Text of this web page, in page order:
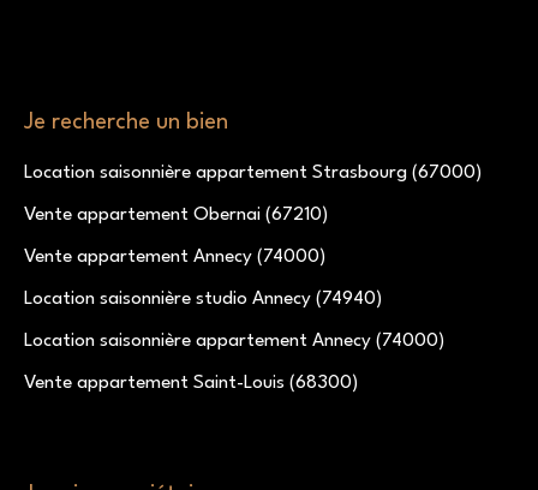
Je recherche un bien
Location saisonnière appartement Strasbourg (67000)
Vente appartement Obernai (67210)
Vente appartement Annecy (74000)
Location saisonnière studio Annecy (74940)
Location saisonnière appartement Annecy (74000)
Vente appartement Saint-Louis (68300)